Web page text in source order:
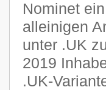
Nominet
alleinigen
unter .UK
2019
.UK-